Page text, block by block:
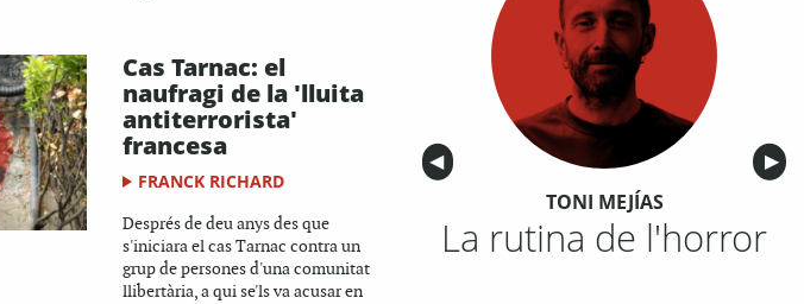
Cas Tarnac: el
naufragi de la 'lluita
antiterrorista'
francesa
FRANCK RICHARD
Després de deu anys des que
s'iniciara el cas Tarnac contra un
grup de persones d'una comunitat
llibertària, a qui se'ls va acusar en
Anterior
◀︎ ▶︎
TONI MEJÍAS
La rutina de l'horror